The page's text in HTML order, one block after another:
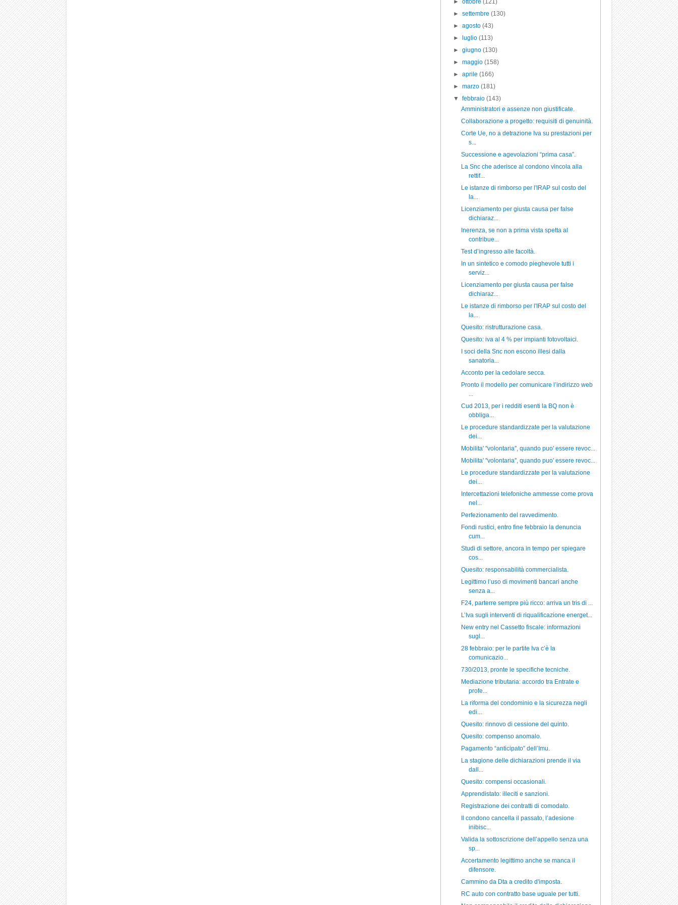
► ottobre (121)
► settembre (130)
► agosto (43)
►
luglio (113)
► giugno (130)
► maggio (158)
► aprile (166)
► marzo (181)
▼ febbraio (143)
Amministratori e assenze non giustificate.
Collaborazione a progetto: requisiti di genuinità.
Corte Ue, no a detrazione Iva su prestazioni per
s...
Successione e agevolazioni “prima casa”.
La Snc che aderisce al condono vincola alla
rettif...
Le istanze di rimborso per l'IRAP sul costo del
la...
Licenziamento per giusta causa per false
dichiaraz...
Inerenza, se non a prima vista spetta al
contribue...
Test d’ingresso alle facoltà.
In un sintetico e comodo pieghevole tutti i
serviz...
Licenziamento per giusta causa per false
dichiaraz...
Le istanze di rimborso per l'IRAP sul costo del
la...
Quesito: ristrutturazione casa.
Quesito: iva al 4 % per impianti fotovoltaici.
I soci della Snc non escono illesi dalla
sanatoria...
Acconto per la cedolare secca.
Pronto il modello per comunicare l’indirizzo web
...
Cud 2013, per i redditi esenti la BQ non è
obbliga...
Le procedure standardizzate per la valutazione
dei...
Mobilita' ''volontaria'', quando puo' essere revoc...
Mobilita' ''volontaria'', quando puo' essere revoc...
Le procedure standardizzate per la valutazione
dei...
Intercettazioni telefoniche ammesse come prova
nel...
Perfezionamento del ravvedimento.
Fondi rustici, entro fine febbraio la denuncia
cum...
Studi di settore, ancora in tempo per spiegare
cos...
Quesito: responsabilità commercialista.
Legittimo l’uso di movimenti bancari anche
senza a...
F24, parterre sempre più ricco: arriva un tris di ...
L’Iva sugli interventi di riqualificazione energet...
New entry nel Cassetto fiscale: informazioni
sugl...
28 febbraio: per le partite Iva c’è la
comunicazio...
730/2013, pronte le specifiche tecniche.
Mediazione tributaria: accordo tra Entrate e
profe...
La riforma del condominio e la sicurezza negli
edi...
Quesito: rinnovo di cessione del quinto.
Quesito: compenso anomalo.
Pagamento “anticipato” dell’Imu.
La stagione delle dichiarazioni prende il via
dall...
Quesito: compensi occasionali.
Apprendistato: illeciti e sanzioni.
Registrazione dei contratti di comodato.
Il condono cancella il passato, l’adesione
inibisc...
Valida la sottoscrizione dell’appello senza una
sp...
Accertamento legittimo anche se manca il
difensore.
Cammino da Dta a credito d'imposta.
RC auto con contratto base uguale per tutti.